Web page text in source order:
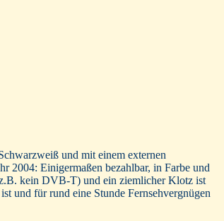
und mit einem externen
2004: Einigermaßen bezahlbar, in Farbe und
z.B. kein DVB-T) und ein ziemlicher Klotz ist
und für rund eine Stunde Fernsehvergnügen